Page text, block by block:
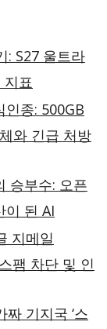
: S27 울트라
지표
종: 500GB
와 긴급 처방
승부수: 오픈
이 된 AI
지메일
팸 차단 및 인
기지국 ‘스